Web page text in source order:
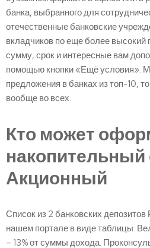
банка, выбранного для
отечественные банковские
вкладчиков по еще более высокий
сумму, срок и интересные вам
помощью кнопки «Ещё условия».
предложения в банках из топ-10,
вообще во всех.
Кто может
накопительный
Акционный
Список из 2 банковских
нашем портале в виде таблицы.
– 13% от суммы дохода.